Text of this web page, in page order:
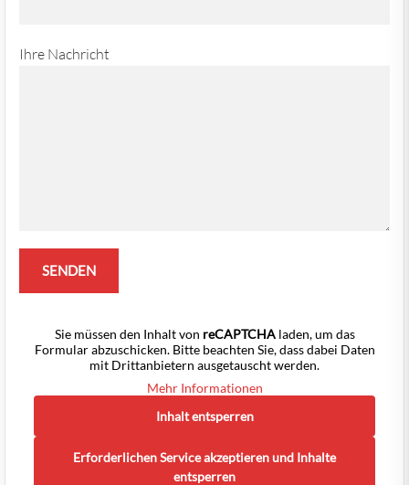
Ihre Nachricht
Sie müssen den Inhalt von reCAPTCHAladen, um das
Formular abzuschicken. Bitte beachten Sie, dass dabei Daten
mit Drittanbietern ausgetauscht werden.
Mehr Informationen
Inhalt entsperren
Erforderlichen Service akzeptieren und Inhalte
entsperren